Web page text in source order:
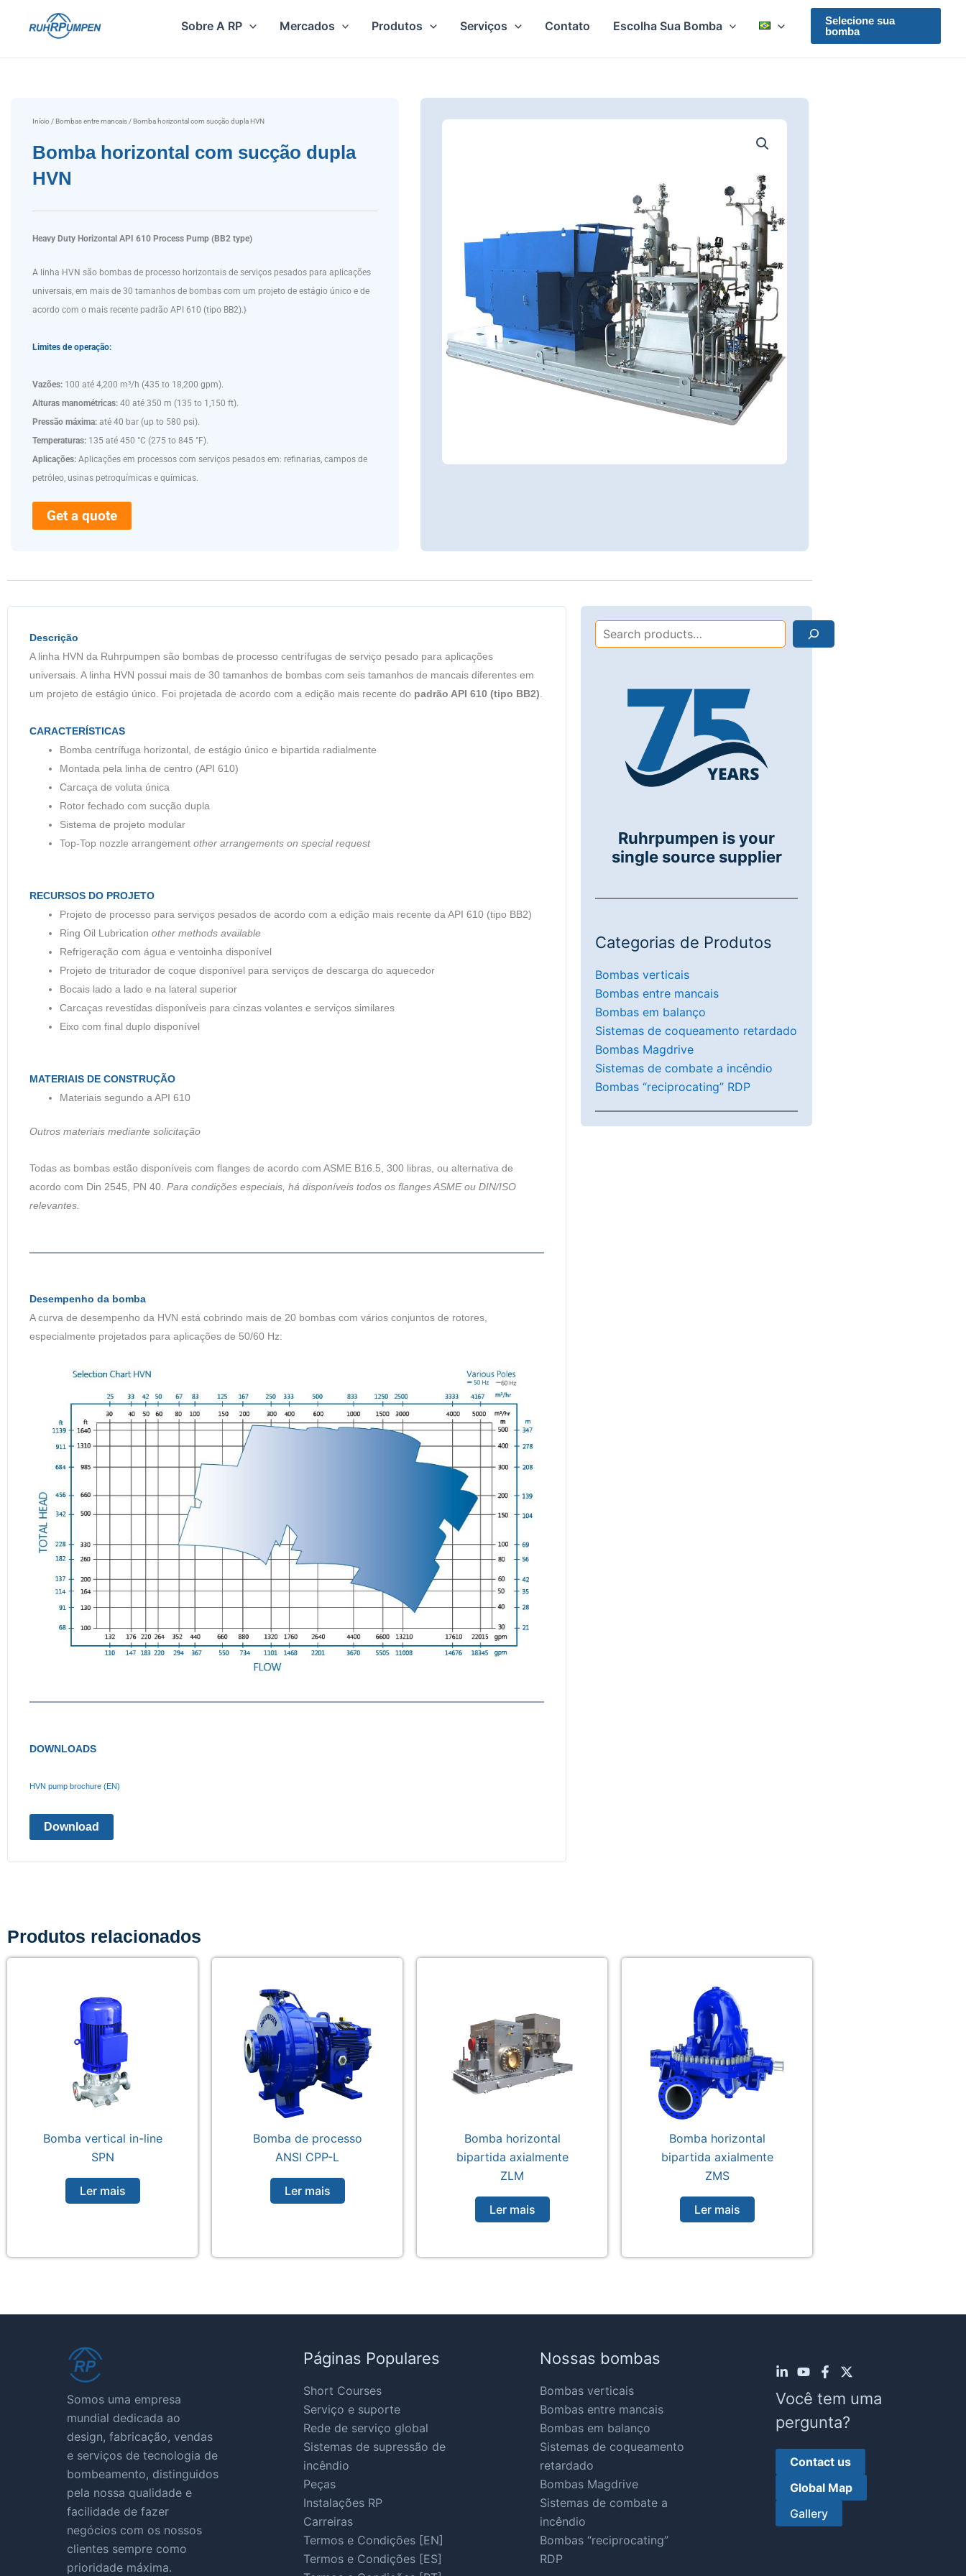
Sobre A RP Mercados Produtos Serviços Contato Escolha Sua Bomba
Selecione sua
bomba
Início /Bombas entre mancais / Bomba horizontal com sucção dupla HVN
Bomba horizontal com sucção dupla
HVN
Heavy Duty Horizontal API 610 Process Pump (BB2 type)
A linha HVN são bombas de processo horizontais de serviços pesados para aplicações
universais, em mais de 30 tamanhos de bombas com um projeto de estágio único e de
acordo com o mais recente padrão API 610 (tipo BB2).}
Limites de operação:
Vazões: 100 até 4,200 m³/h (435 to 18,200 gpm).
Alturas manométricas: 40 até 350 m (135 to 1,150 ft).
Pressão máxima: até 40 bar (up to 580 psi).
Temperaturas: 135 até 450 °C (275 to 845 °F).
Aplicações: Aplicações em processos com serviços pesados em: refinarias, campos de
petróleo, usinas petroquímicas e químicas.
Get a quote
Descrição
A linha HVN da Ruhrpumpen são bombas de processo centrífugas de serviço pesado para aplicações
universais. A linha HVN possui mais de 30 tamanhos de bombas com seis tamanhos de mancais diferentes em
um projeto de estágio único. Foi projetada de acordo com a edição mais recente do padrão API 610 (tipo BB2)
CARACTERÍSTICAS
Bomba centrífuga horizontal, de estágio único e bipartida radialmente
Montada pela linha de centro (API 610)
Carcaça de voluta única
Rotor fechado com sucção dupla
Sistema de projeto modular
Top-Top nozzle arrangement other arrangements on special request
RECURSOS DO PROJETO
Projeto de processo para serviços pesados de acordo com a edição mais recente da API 610 (tipo BB2)
Ring Oil Lubrication other methods available
Refrigeração com água e ventoinha disponível
Projeto de triturador de coque disponível para serviços de descarga do aquecedor
Bocais lado a lado e na lateral superior
Carcaças revestidas disponíveis para cinzas volantes e serviços similares
Eixo com final duplo disponível
MATERIAIS DE CONSTRUÇÃO
Materiais segundo a API 610
Outros materiais mediante solicitação
Todas as bombas estão disponíveis com flanges de acordo com ASME B16.5, 300 libras, ou alternativa de
acordo com Din 2545, PN 40. Para condições especiais, há disponíveis todos os flanges ASME ou DIN/ISO
relevantes.
Desempenho da bomba
A curva de desempenho da HVN está cobrindo mais de 20 bombas com vários conjuntos de rotores,
especialmente projetados para aplicações de 50/60 Hz:
DOWNLOADS
HVN pump brochure (EN)
Download
Search
Ruhrpumpen is your
single source supplier
Categorias de Produtos
Bombas verticais
Bombas entre mancais
Bombas em balanço
Sistemas de coqueamento retardado
Bombas Magdrive
Sistemas de combate a incêndio
Bombas “reciprocating” RDP
Produtos relacionados
Bomba vertical in-line
SPN
Ler mais
Bomba de processo
ANSI CPP-L
Ler mais
Bomba horizontal
bipartida axialmente
ZLM
Ler mais
Bomba horizontal
bipartida axialmente
ZMS
Ler mais
Somos uma empresa
mundial dedicada ao
design, fabricação, vendas
e serviços de tecnologia de
bombeamento, distinguidos
pela nossa qualidade e
facilidade de fazer
negócios com os nossos
clientes sempre como
prioridade máxima.
Páginas Populares
Short Courses
Serviço e suporte
Rede de serviço global
Sistemas de supressão de
incêndio
Peças
Instalações RP
Carreiras
Termos e Condições [EN]
Termos e Condições [ES]
Nossas bombas
Bombas verticais
Bombas entre mancais
Bombas em balanço
Sistemas de coqueamento
retardado
Bombas Magdrive
Sistemas de combate a
incêndio
Bombas “reciprocating”
RDP
Você tem uma
pergunta?
Contact us
Global Map
Gallery